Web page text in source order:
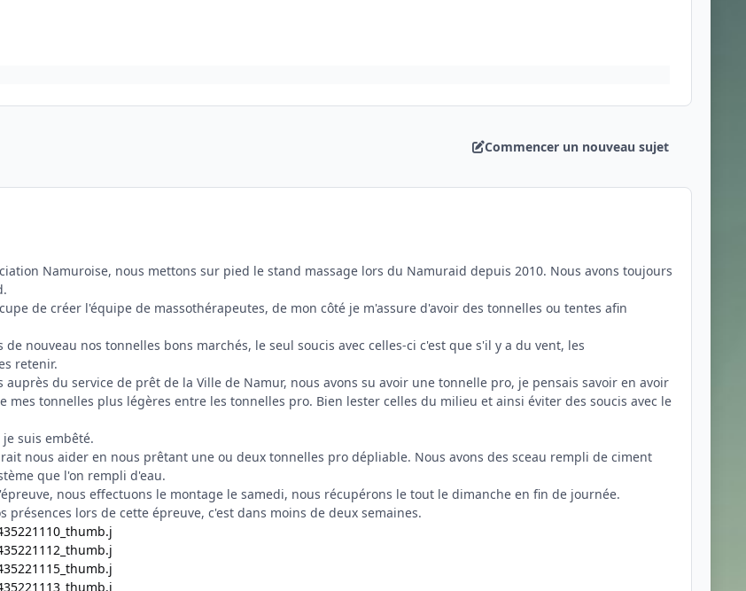
Commencer un nouveau sujet
Namuroise, nous mettons sur pied le stand massage lors du Namuraid depuis 2010. Nous avons toujours
de créer l'équipe de massothérapeutes, de mon côté je m'assure d'avoir des tonnelles ou tentes afin
nouveau nos tonnelles bons marchés, le seul soucis avec celles-ci c'est que s'il y a du vent, les
retenir.
auprès du service de prêt de la Ville de Namur, nous avons su avoir une tonnelle pro, je pensais savoir en avoir
mes tonnelles plus légères entre les tonnelles pro. Bien lester celles du milieu et ainsi éviter des soucis avec le
suis embêté.
nous aider en nous prêtant une ou deux tonnelles pro dépliable. Nous avons des sceau rempli de ciment
que l'on rempli d'eau.
nous effectuons le montage le samedi, nous récupérons le tout le dimanche en fin de journée.
présences lors de cette épreuve, c'est dans moins de deux semaines.